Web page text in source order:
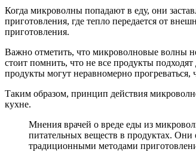
Когда микроволны попадают в еду, они
приготовления, где тепло передается от
приготовления.
Важно отметить, что микроволновые волны
стоит помнить, что не все продукты
продукты могут неравномерно
Таким образом, принцип действия
кухне.
Мнения врачей о вреде еды из
питательных веществ в продуктах.
традиционными методами